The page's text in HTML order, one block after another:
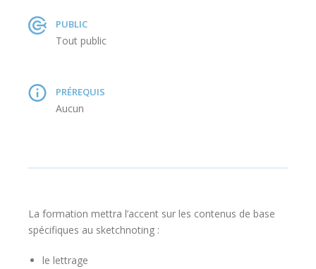
PUBLIC
Tout public
PRÉREQUIS
Aucun
La formation mettra l’accent sur les contenus de base
spécifiques au sketchnoting :
le lettrage